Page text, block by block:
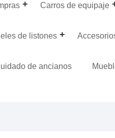
Carros de equipaje
de listones
de ancianos